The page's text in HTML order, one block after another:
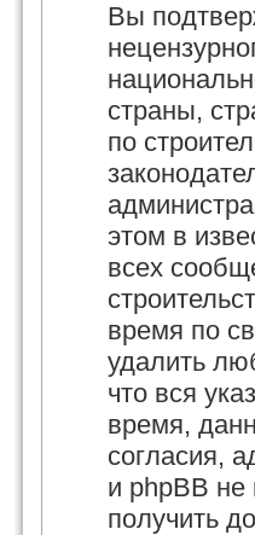
Вы
страны,
по
этом в
всех
время по
удалить
что вся
время,
согласия,
и phpBB не
получить